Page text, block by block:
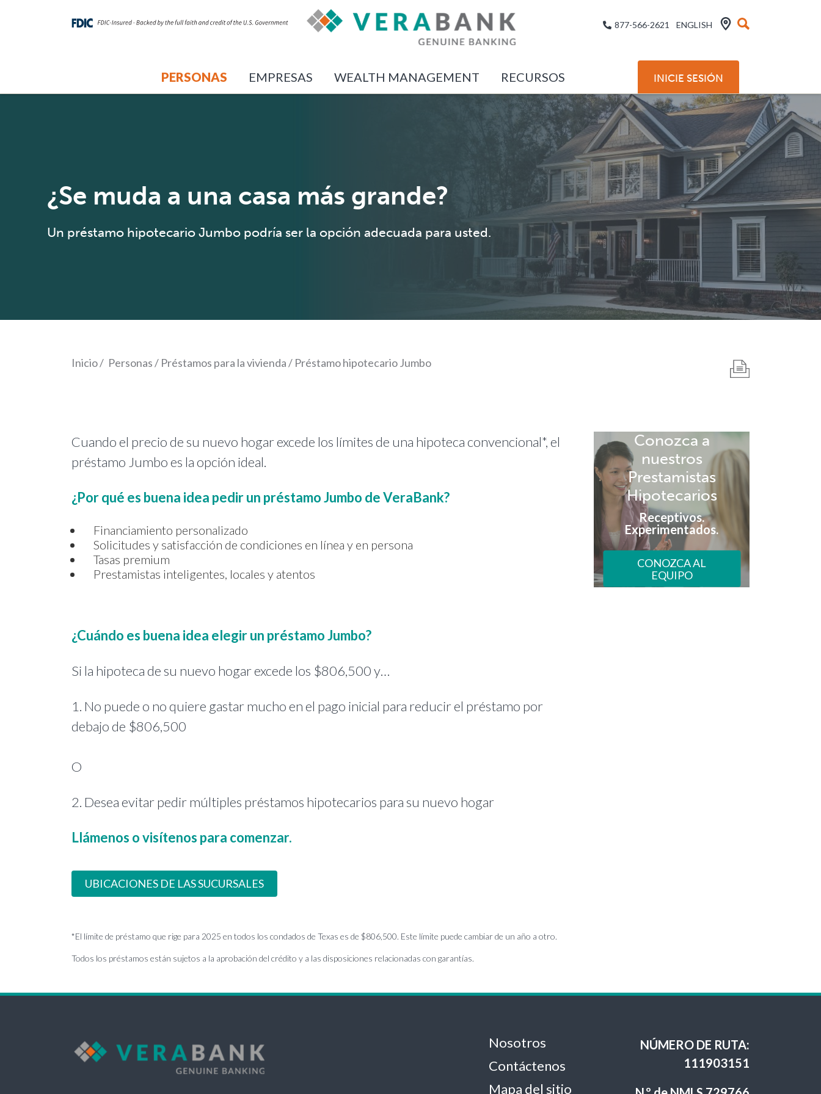
877-566-2621 ENGLISH
PERSONAS EMPRESAS WEALTH MANAGEMENT RECURSOS INICIE SESIÓN
¿Se muda a una casa más grande?
Un préstamo hipotecario Jumbo podría ser la opción adecuada para usted.
Inicio/ Personas/ Préstamos para la vivienda/ Préstamo hipotecario Jumbo
Cuando el precio de su nuevo hogar excede los límites de una hipoteca convencional*, el
préstamo Jumbo es la opción ideal.
¿Por qué es buena idea pedir un préstamo Jumbo de VeraBank?
Financiamiento personalizado
Solicitudes y satisfacción de condiciones en línea y en persona
Tasas premium
Prestamistas inteligentes, locales y atentos
¿Cuándo es buena idea elegir un préstamo Jumbo?
Si la hipoteca de su nuevo hogar excede los $806,500 y…
1. No puede o no quiere gastar mucho en el pago inicial para reducir el préstamo por
debajo de $806,500
O
2. Desea evitar pedir múltiples préstamos hipotecarios para su nuevo hogar
Llámenos o visítenos para comenzar.
UBICACIONES DE LAS SUCURSALES
*El límite de préstamo que rige para 2025 en todos los condados de Texas es de $806,500. Este límite puede cambiar de un año a otro.
Todos los préstamos están sujetos a la aprobación del crédito y a las disposiciones relacionadas con garantías.
Conozca a
nuestros
Prestamistas
Hipotecarios
Receptivos.
Experimentados.
CONOZCA AL
EQUIPO
Nosotros
Contáctenos
Mapa del sitio
NÚMERO DE RUTA:
111903151